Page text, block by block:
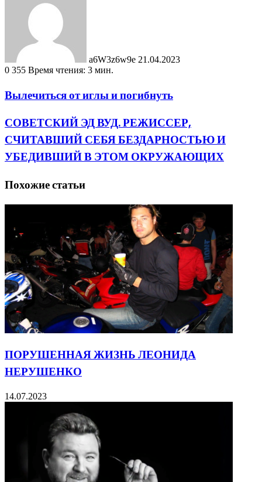
a6W3z6w9e 21.04.2023
0 355 Время чтения: 3 мин.
Вылечиться от иглы и погибнуть
СОВЕТСКИЙ ЭД ВУД. РЕЖИССЕР,
СЧИТАВШИЙ СЕБЯ БЕЗДАРНОСТЬЮ И
УБЕДИВШИЙ В ЭТОМ ОКРУЖАЮЩИХ
Похожие статьи
ПОРУШЕННАЯ ЖИЗНЬ ЛЕОНИДА
НЕРУШЕНКО
14.07.2023